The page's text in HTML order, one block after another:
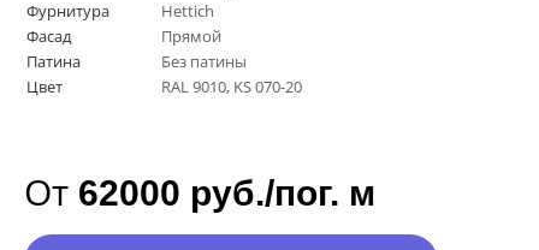
Фурнитура
Hettich
Фасад
Прямой
Патина
Без патины
Цвет
RAL 9010, KS 070-20
От 62000 руб./пог. м